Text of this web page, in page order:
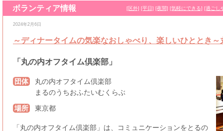
ボランティア情報 [区外] [平日] [夜間] [気軽にできる] [過ごし
2024年2月6日
～ディナータイムの気楽なおしゃべり、楽しいひととき
「丸の内オフタイム倶楽部」
団体
丸の内オフタイム倶楽部
まるのうちおふたいむくらぶ
場所
東京都
「丸の内オフタイム倶楽部」は、コミュニケーションをとるの